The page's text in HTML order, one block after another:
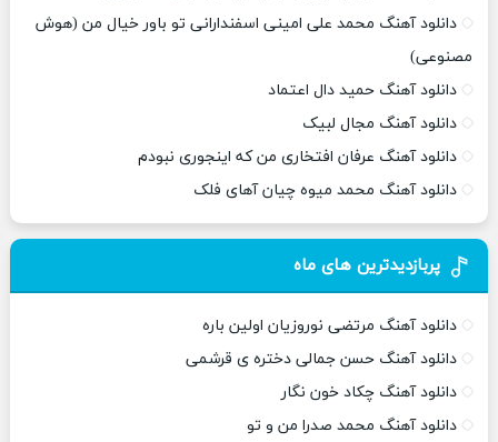
دانلود آهنگ محمد علی امینی اسفندارانی تو باور خیال من (هوش
مصنوعی)
دانلود آهنگ حمید دال اعتماد
دانلود آهنگ مجال لبیک
دانلود آهنگ عرفان افتخاری من که اینجوری نبودم
دانلود آهنگ محمد میوه چیان آهای فلک
پربازدیدترین های ماه
دانلود آهنگ مرتضی نوروزیان اولین باره
دانلود آهنگ حسن جمالی دختره ی قرشمی
دانلود آهنگ چکاد خون نگار
دانلود آهنگ محمد صدرا من و تو